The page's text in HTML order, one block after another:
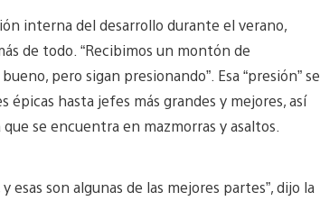
interna del desarrollo durante el verano,
de todo. “Recibimos un montón de
pero sigan presionando”. Esa “presión” se
épicas hasta jefes más grandes y mejores, así
se encuentra en mazmorras y asaltos.
son algunas de las mejores partes”, dijo la